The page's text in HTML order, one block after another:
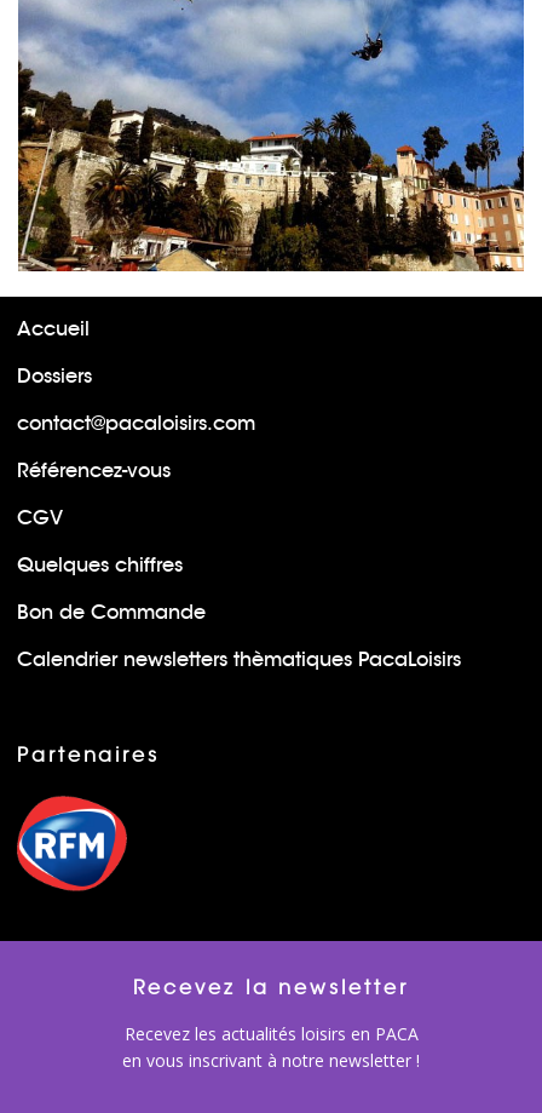
Accueil
Dossiers
contact@pacaloisirs.com
Référencez-vous
CGV
Quelques chiffres
Bon de Commande
Calendrier newsletters thèmatiques PacaLoisirs
Partenaires
Recevez la newsletter
Recevez les actualités loisirs en PACA
en vous inscrivant à notre newsletter !